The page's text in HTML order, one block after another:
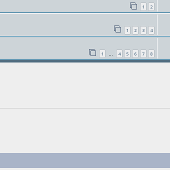
1 2
1 2 3 4
1 4 5 6 7 8